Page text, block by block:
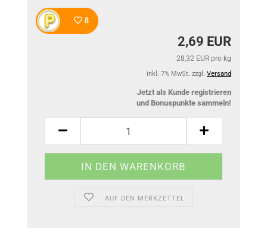
8
2,69 EUR
28,32 EUR pro kg
inkl. 7% MwSt. zzgl. Versand
Jetzt als Kunde registrieren
und Bonuspunkte sammeln!
AUF DEN MERKZETTEL